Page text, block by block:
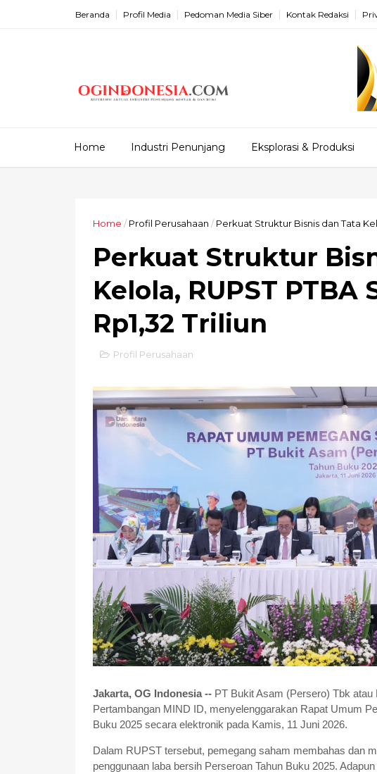
Beranda Profil Media Pedoman Media Siber Kontak Redaksi
Home Industri Penunjang Eksplorasi & Produksi
Home / Profil Perusahaan / Perkuat Struktur Bisnis dan Tata
Perkuat Struktur
Kelola, RUPST
Rp1,32 Triliun
Profil Perusahaan
Jakarta, OG Indonesia -- PT Bukit Asam (Persero) Tbk
Pertambangan MIND ID, menyelenggarakan Rapat Umum
Buku 2025 secara elektronik pada Kamis, 11 Juni 2026.
Dalam RUPST tersebut, pemegang saham membahas dan
penggunaan laba bersih Perseroan Tahun Buku 2025.